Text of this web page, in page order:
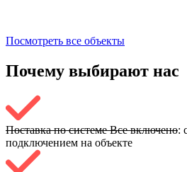
Посмотреть все объекты
Почему выбирают нас
Поставка по системе Все включено:
подключением на объекте